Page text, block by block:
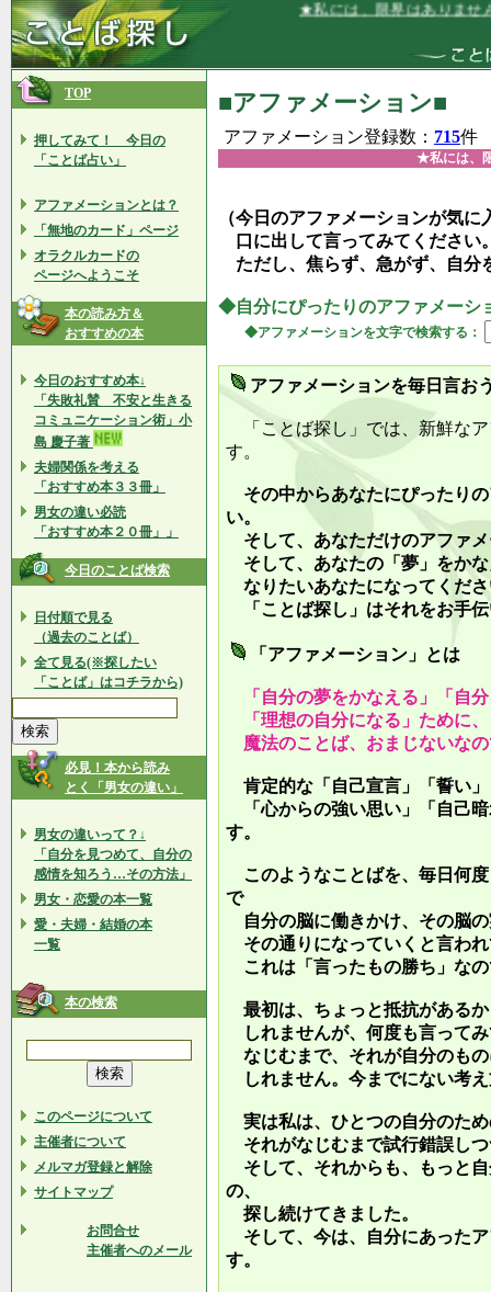
★私には、限界はありません★
TOP
押してみて！ 今日の
「ことば占い」
アファメーションとは？
「無地のカード」ページ
オラクルカードの
ページへようこそ
本の読み方＆
おすすめの本
今日のおすすめ本↓
「失敗礼賛 不安と生きる
コミュニケーション術」小
島 慶子著
夫婦関係を考える
「おすすめ本３３冊」
男女の違い必読
「おすすめ本２０冊」」
今日のことば検索
日付順で見る
（過去のことば）
全て見る(※探したい
「ことば」はコチラから)
必見！本から読み
とく「男女の違い」
男女の違いって？↓
「自分を見つめて、自分の
感情を知ろう…その方法」
男女・恋愛の本一覧
愛・夫婦・結婚の本
一覧
本の検索
このページについて
主催者について
メルマガ登録と解除
サイトマップ
お問合せ
主催者へのメール
■アファメーション■
アファメーション登録数： 715件
★私には、
（今日のアファメーションが気
口に出して言ってみてください
ただし、焦らず、急がず、自分
◆自分にぴったりのアファメーシ
◆アファメーションを文字で検索する：
アファメーションを毎日言お
「ことば探し」では、新鮮な
す。
その中からあなたにぴったり
い。
そして、あなただけのアファ
そして、あなたの「夢」をか
なりたいあなたになってくだ
「ことば探し」はそれをお手
「アファメーション」とは
「自分の夢をかなえる」「自
「理想の自分になる」ために
魔法のことば、おまじないな
肯定的な「自己宣言」「誓い
「心からの強い思い」「自己
す。
このようなことばを、毎日何
で
自分の脳に働きかけ、その脳
その通りになっていくと言わ
これは「言ったもの勝ち」な
最初は、ちょっと抵抗がある
しれませんが、何度も言って
なじむまで、それが自分のも
しれません。今までにない考
実は私は、ひとつの自分のた
それがなじむまで試行錯誤し
そして、それからも、もっと
の、
探し続けてきました。
そして、今は、自分にあった
す。